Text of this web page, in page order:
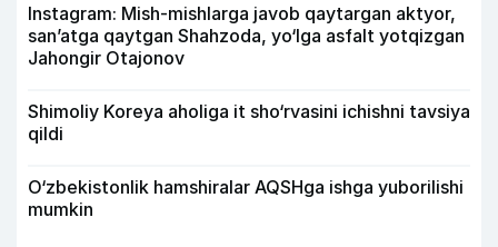
Instagram: Mish-mishlarga javob qaytargan aktyor,
san’atga qaytgan Shahzoda, yo‘lga asfalt yotqizgan
Jahongir Otajonov
Shimoliy Koreya aholiga it sho‘rvasini ichishni tavsiya
qildi
O‘zbekistonlik hamshiralar AQSHga ishga yuborilishi
mumkin